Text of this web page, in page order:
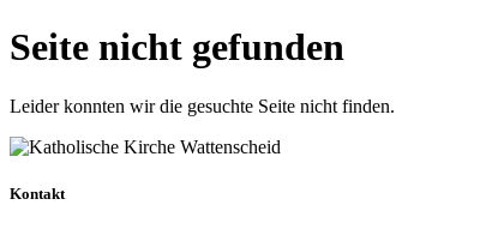
Seite nicht gefunden
Leider konnten wir die gesuchte Seite nicht finden.
Kontakt